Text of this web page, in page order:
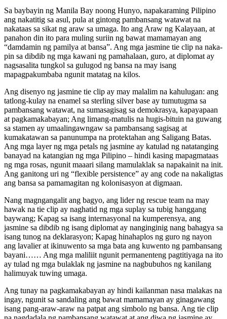
Sa baybayin ng Manila Bay noong Hunyo, napakaraming Pilipino
ang nakatitig sa asul, pula at gintong pambansang watawat na
nakataas sa sikat ng araw sa umaga. Ito ang Araw ng Kalayaan, at
panahon din ito para muling suriin ng bawat mamamayan ang
“damdamin ng pamilya at bansa”. Ang mga jasmine tie clip na naka-
pin sa dibdib ng mga kawani ng pamahalaan, guro, at diplomat ay
nagsasalita tungkol sa gulugod ng bansa na may isang
mapagpakumbaba ngunit matatag na kilos.
Ang disenyo ng jasmine tie clip ay may malalim na kahulugan: ang
tatlong-kulay na enamel sa sterling silver base ay tumutugma sa
pambansang watawat, na sumasagisag sa demokrasya, kapayapaan
at pagkamakabayan; Ang limang-matulis na hugis-bituin na guwang
sa stamen ay umaalingawngaw sa pambansang sagisag at
kumakatawan sa panunumpa na protektahan ang Saligang Batas.
Ang mga layer ng mga petals ng jasmine ay katulad ng natatanging
banayad na katangian ng mga Pilipino – hindi kasing mapagmataas
ng mga rosas, ngunit maaari silang mamulaklak sa napakainit na init.
Ang ganitong uri ng “flexible persistence” ay ang code na nakaligtas
ang bansa sa pamamagitan ng kolonisasyon at digmaan.
Nang magngangalit ang bagyo, ang lider ng rescue team na may
hawak na tie clip ay naghatid ng mga suplay sa tubig hanggang
baywang; Kapag sa isang internasyonal na kumperensya, ang
jasmine sa dibdib ng isang diplomat ay nanginginig nang bahagya sa
isang tunog na deklarasyon; Kapag hinahaplos ng guro ng nayon
ang lavalier at ikinuwento sa mga bata ang kuwento ng pambansang
bayani…… Ang mga maliliit ngunit permanenteng pagtitiyaga na ito
ay tulad ng mga bulaklak ng jasmine na nagbubuhos ng kanilang
halimuyak tuwing umaga.
Ang tunay na pagkamakabayan ay hindi kailanman nasa malakas na
ingay, ngunit sa sandaling ang bawat mamamayan ay ginagawang
isang pang-araw-araw na patpat ang simbolo ng bansa. Ang tie clip